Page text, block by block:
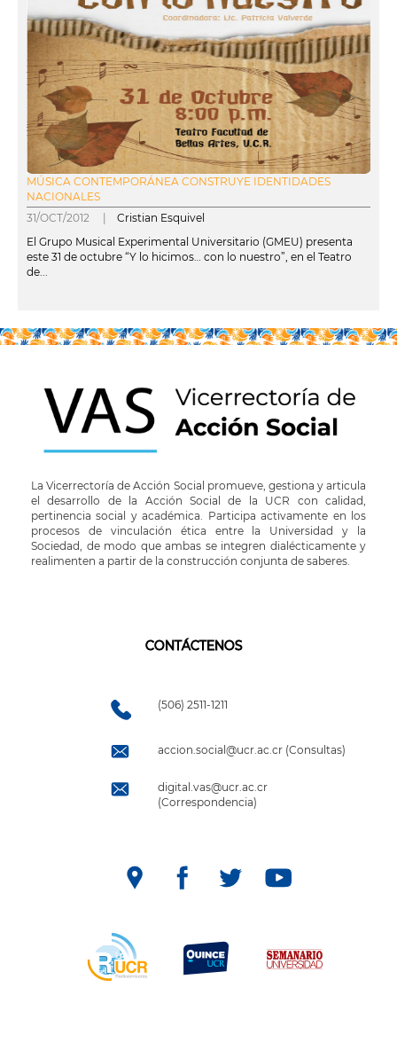
MÚSICA CONTEMPORÁNEA CONSTRUYE IDENTIDADES
NACIONALES
31/OCT/2012 | Cristian Esquivel
El Grupo Musical Experimental Universitario (GMEU) presenta
este 31 de octubre “Y lo hicimos… con lo nuestro”, en el Teatro
de...
La Vicerrectoría de Acción Social promueve, gestiona y articula
el desarrollo de la Acción Social de la UCR con calidad,
pertinencia social y académica. Participa activamente en los
procesos de vinculación ética entre la Universidad y la
Sociedad, de modo que ambas se integren dialécticamente y
realimenten a partir de la construcción conjunta de saberes.
CONTÁCTENOS
(506) 2511-1211
accion.social@ucr.ac.cr (Consultas)
digital.vas@ucr.ac.cr
(Correspondencia)